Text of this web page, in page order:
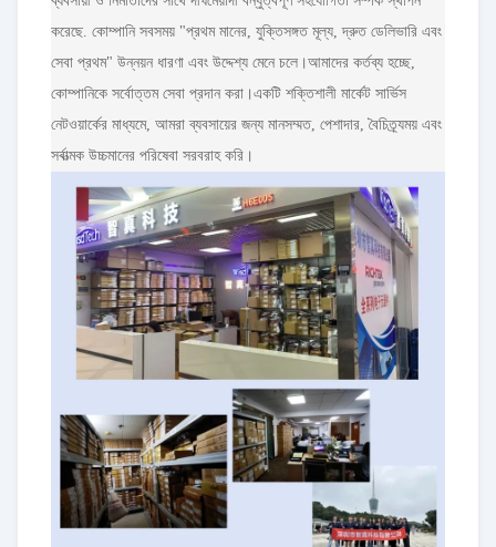
করেছে. কোম্পানি সবসময় "প্রথম মানের, যুক্তিসঙ্গত মূল্য, দ্রুত ডেলিভারি এবং
সেবা প্রথম" উন্নয়ন ধারণা এবং উদ্দেশ্য মেনে চলে।আমাদের কর্তব্য হচ্ছে,
কোম্পানিকে সর্বোত্তম সেবা প্রদান করা।একটি শক্তিশালী মার্কেট সার্ভিস
নেটওয়ার্কের মাধ্যমে, আমরা ব্যবসায়ের জন্য মানসম্মত, পেশাদার, বৈচিত্র্যময় এবং
সর্বাত্মক উচ্চমানের পরিষেবা সরবরাহ করি।